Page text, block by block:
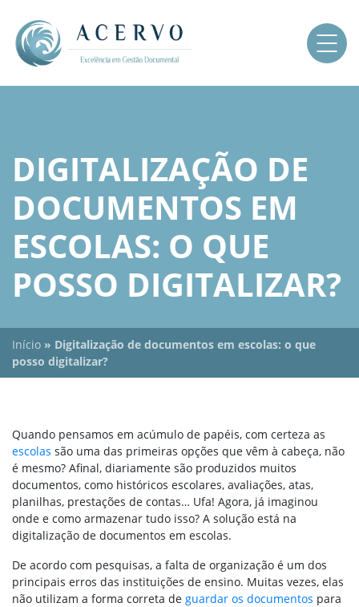
DIGITALIZAÇÃO DE
DOCUMENTOS EM
ESCOLAS: O QUE
POSSO DIGITALIZAR?
Início » Digitalização de documentos em escolas: o que
posso digitalizar?
Quando pensamos em acúmulo de papéis, com certeza as
escolas são uma das primeiras opções que vêm à cabeça, não
é mesmo? Afinal, diariamente são produzidos muitos
documentos, como históricos escolares, avaliações, atas,
planilhas, prestações de contas… Ufa! Agora, já imaginou
onde e como armazenar tudo isso? A solução está na
digitalização de documentos em escolas.
De acordo com pesquisas, a falta de organização é um dos
principais erros das instituições de ensino. Muitas vezes, elas
não utilizam a forma correta de guardar os documentos para